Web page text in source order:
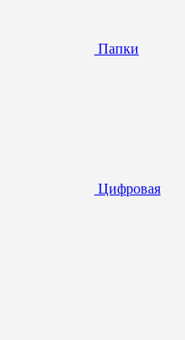
Папки
Цифровая